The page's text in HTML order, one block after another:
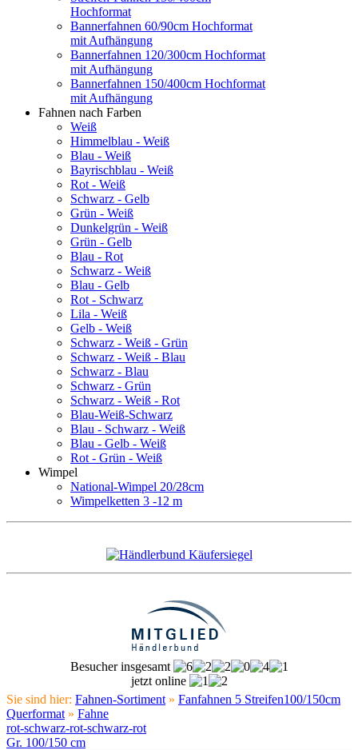
Hochformat
Bannerfahnen 60/90cm Hochformat
mit Aufhängung
Bannerfahnen 120/300cm Hochformat
mit Aufhängung
Bannerfahnen 150/400cm Hochformat
mit Aufhängung
Fahnen nach Farben
Weiß
Himmelblau - Weiß
Blau - Weiß
Bayrischblau - Weiß
Rot - Weiß
Schwarz - Gelb
Grün - Weiß
Dunkelgrün - Weiß
Grün - Gelb
Blau - Rot
Schwarz - Weiß
Blau - Gelb
Rot - Schwarz
Lila - Weiß
Gelb - Weiß
Schwarz - Weiß - Grün
Schwarz - Weiß - Blau
Schwarz - Blau
Schwarz - Grün
Schwarz - Weiß - Rot
Blau-Weiß-Schwarz
Blau - Schwarz - Weiß
Blau - Gelb - Weiß
Rot - Grün - Weiß
Wimpel
National-Wimpel 20/28cm
Wimpelketten 3 -12 m
Besucher insgesamt
jetzt online
Sie sind hier: Fahnen-Sortiment » Fanfahnen 5 Streifen100/150cm
Querformat » Fahne
rot-schwarz-rot-schwarz-rot
Gr. 100/150 cm